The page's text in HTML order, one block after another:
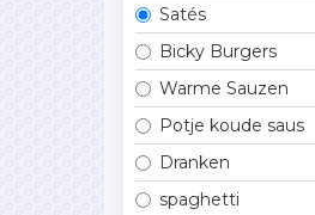
Satés
Bicky Burgers
Warme Sauzen
Potje koude saus
Dranken
spaghetti